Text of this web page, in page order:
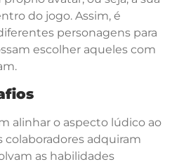
do jogo. Assim, é
personagens para
escolher aqueles com
alinhar o aspecto lúdico ao
colaboradores adquiram
as habilidades